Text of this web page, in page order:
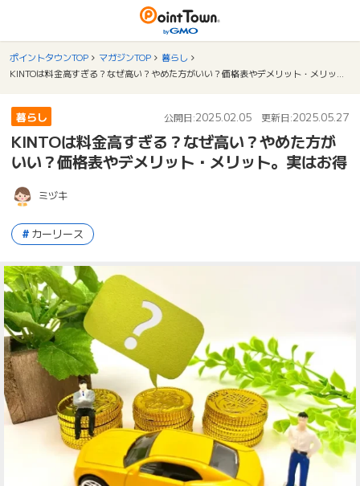
ポイントタウンTOP マガジンTOP
暮らし
暮らし 公開日:2025.02.05 更新日:2025.05.27
KINTOは料金高すぎる？なぜ高い？やめた方が
いい？価格表やデメリット・メリット。実はお得
ミヅキ
カーリース